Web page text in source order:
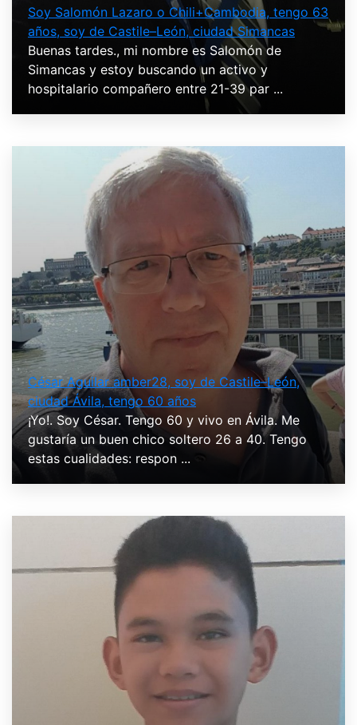
Soy Salomón Lazaro o Chili+Cambodia, tengo 63
años, soy de Castile–León, ciudad Simancas
Buenas tardes., mi nombre es Salomón de
Simancas y estoy buscando un activo y
hospitalario compañero entre 21-39 par ...
César Aguilar amber28, soy de Castile–León,
ciudad Ávila, tengo 60 años
¡Yo!. Soy César. Tengo 60 y vivo en Ávila. Me
gustaría un buen chico soltero 26 a 40. Tengo
estas cualidades: respon ...